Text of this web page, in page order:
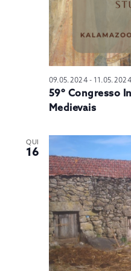
09.05.2024- 11.05.2024
59º Congresso
Medievais
QUI
16